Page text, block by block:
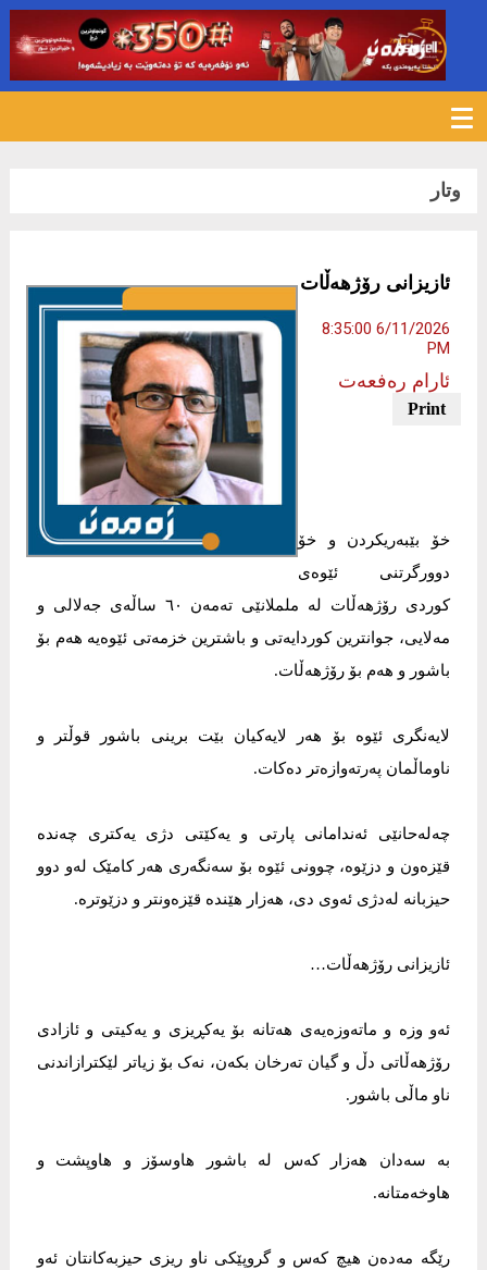
وتار
ئازیزانی رۆژهەڵات
6/11/2026 8:35:00
PM
ئارام رەفعەت
خۆ بێبەریکردن و خۆ
دوورگرتنی ئێوەی
کوردی رۆژهەڵات لە ململانێی تەمەن ٦٠ ساڵەی جەلالی و
مەلایی، جوانترین کوردایەتی و باشترین خزمەتی ئێوەیە هەم بۆ
باشور و هەم بۆ رۆژهەڵات.
لایەنگری ئێوە بۆ هەر لایەکیان بێت برینی باشور قوڵتر و
ناوماڵمان پەرتەوازەتر دەکات.
چەلەحانێی ئەندامانی پارتی و یەکێتی دژی یەکتری چەندە
قێزەون و دزێوە، چوونی ئێوە بۆ سەنگەری هەر کامێک لەو دوو
حیزبانە لەدژی ئەوی دی، هەزار هێندە قێزەونتر و دزێوترە.
ئازیزانی رۆژهەڵات…
ئەو وزە و ماتەوزەیەی هەتانە بۆ یەکڕیزی و یەکیتی و ئازادی
رۆژهەڵاتی دڵ و گیان تەرخان بکەن، نەک بۆ زیاتر لێکترازاندنی
ناو ماڵی باشور.
بە سەدان هەزار کەس لە باشور هاوسۆز و هاوپشت و
هاوخەمتانە.
رێگە مەدەن هیچ کەس و گروپێکی ناو ریزی حیزبەکانتان ئەو